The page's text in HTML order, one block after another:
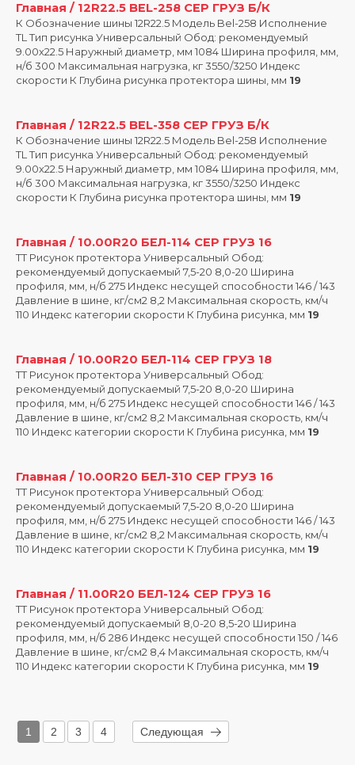
Главная / 12R22.5 BEL-258 СЕР ГРУЗ Б/К
К Обозначение шины 12R22.5 Модель Bel-258 Исполнение
TL Тип рисунка Универсальный Обод: рекомендуемый
9.00х22.5 Наружный диаметр, мм 1084 Ширина профиля, мм,
н/б 300 Максимальная нагрузка, кг 3550/3250 Индекс
скорости К Глубина рисунка протектора шины, мм 19
Главная / 12R22.5 BEL-358 СЕР ГРУЗ Б/К
К Обозначение шины 12R22.5 Модель Bel-258 Исполнение
TL Тип рисунка Универсальный Обод: рекомендуемый
9.00х22.5 Наружный диаметр, мм 1084 Ширина профиля, мм,
н/б 300 Максимальная нагрузка, кг 3550/3250 Индекс
скорости К Глубина рисунка протектора шины, мм 19
Главная / 10.00R20 БЕЛ-114 СЕР ГРУЗ 16
ТT Рисунок протектора Универсальный Обод:
рекомендуемый допускаемый 7,5-20 8,0-20 Ширина
профиля, мм, н/б 275 Индекс несущей способности 146 / 143
Давление в шине, кг/см2 8,2 Максимальная скорость, км/ч
110 Индекс категории скорости К Глубина рисунка, мм 19
Главная / 10.00R20 БЕЛ-114 СЕР ГРУЗ 18
ТT Рисунок протектора Универсальный Обод:
рекомендуемый допускаемый 7,5-20 8,0-20 Ширина
профиля, мм, н/б 275 Индекс несущей способности 146 / 143
Давление в шине, кг/см2 8,2 Максимальная скорость, км/ч
110 Индекс категории скорости К Глубина рисунка, мм 19
Главная / 10.00R20 БЕЛ-310 СЕР ГРУЗ 16
ТT Рисунок протектора Универсальный Обод:
рекомендуемый допускаемый 7,5-20 8,0-20 Ширина
профиля, мм, н/б 275 Индекс несущей способности 146 / 143
Давление в шине, кг/см2 8,2 Максимальная скорость, км/ч
110 Индекс категории скорости К Глубина рисунка, мм 19
Главная / 11.00R20 БЕЛ-124 СЕР ГРУЗ 16
ТT Рисунок протектора Универсальный Обод:
рекомендуемый допускаемый 8,0-20 8,5-20 Ширина
профиля, мм, н/б 286 Индекс несущей способности 150 / 146
Давление в шине, кг/см2 8,4 Максимальная скорость, км/ч
110 Индекс категории скорости К Глубина рисунка, мм 19
1 2 3 4 Следующая